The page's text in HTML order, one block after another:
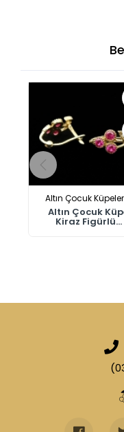
Altın Çocuk
Altın Çocuk
Kiraz Figürlü...